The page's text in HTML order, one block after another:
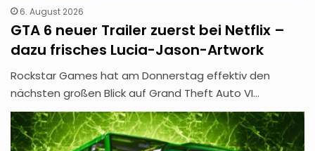
6. August 2026
GTA 6 neuer Trailer zuerst bei Netflix –
dazu frisches Lucia-Jason-Artwork
Rockstar Games hat am Donnerstag effektiv den
nächsten großen Blick auf Grand Theft Auto VI…